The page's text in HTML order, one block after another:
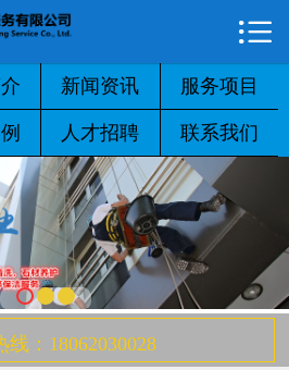
公司简介
新闻资讯
服务项目
荣誉资质
工程案例
人才招聘

新闻资讯 服务项目
人才招聘 联系我们
线：18062030028